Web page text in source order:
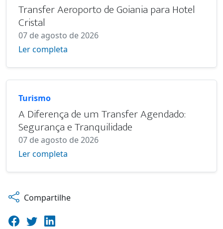
Transfer Aeroporto de Goiania para Hotel
Cristal
07 de agosto de 2026
Ler completa
Turismo
A Diferença de um Transfer Agendado:
Segurança e Tranquilidade
07 de agosto de 2026
Ler completa
Compartilhe